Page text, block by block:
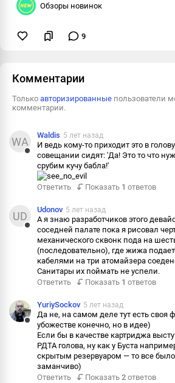
Обзоры новинок
9
Комментарии
Только авторизированные пользователи
комментарии.
WA Waldis 5 лет назад
И ведь кому-то приходит это в
совещании сидят: 'Да! Это то что
срубим кучу бабла!'
Ответить Показать 1 ответов
UD Udonov 5 лет назад
А я знаю разработчиков этого
соседней палате пока я рисовал
механического сквонк пода на
(последовательно), где жижа
кабелями на три атомайзера
Санитары их поймать не успели.
Ответить
Показать 1 ответов
YuriySockov 5 лет назад
Да не, на самом деле тут есть своя
убожестве конечно, но в идее)
Если бы в качестве картриджа
РДТА голова, ну как у Буста
скрытым резервуаром — то все
заманчиво)
Ответить
Показать 2 ответов